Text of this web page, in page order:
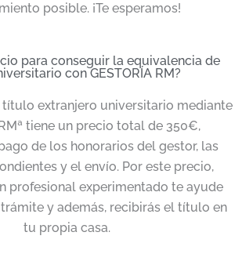
posible. ¡Te esperamos!
para conseguir la equivalencia de
con GESTORÍA RM?
extranjero universitario mediante
tiene un precio total de 350€,
de los honorarios del gestor, las
y el envío. Por este precio,
profesional experimentado te ayude
y además, recibirás el título en
tu propia casa.